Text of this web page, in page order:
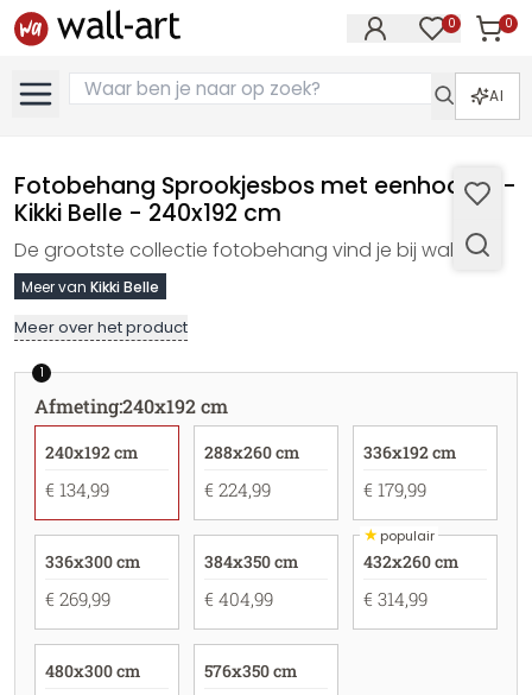
0 0
AI
Fotobehang Sprookjesbos met eenhoorns -
Kikki Belle - 240x192 cm
De grootste collectie fotobehang vind je bij wall-art
Meer van Kikki Belle
Meer over het product
1
Afmeting:240x192 cm
240x192 cm
€ 134,99
288x260 cm
€ 224,99
336x192 cm
€ 179,99
336x300 cm
€ 269,99
384x350 cm
€ 404,99
★populair
432x260 cm
€ 314,99
480x300 cm 576x350 cm